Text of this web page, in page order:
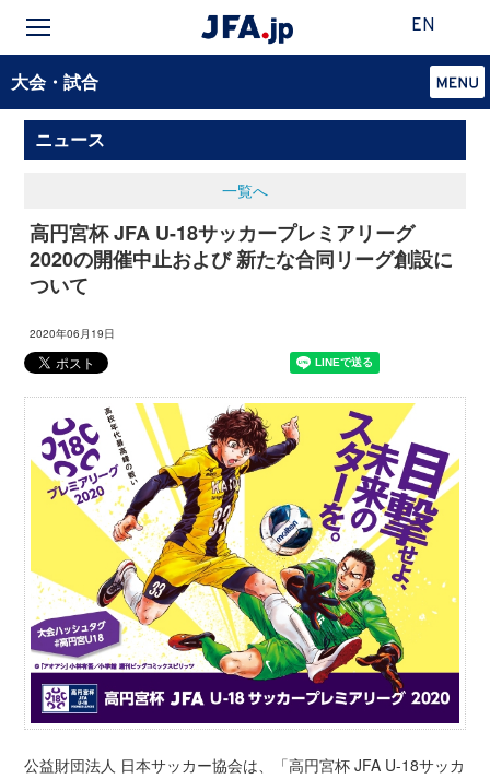
EN
大会・試合
ニュース
一覧へ
高円宮杯 JFA U-18サッカープレミアリーグ
2020の開催中止および 新たな合同リーグ創設に
ついて
2020年06月19日
公益財団法人 日本サッカー協会は、「高円宮杯 JFA U-18サッカ